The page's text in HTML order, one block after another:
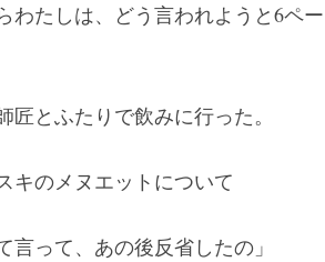
わたしは、どう言われようと6ペ
とふたりで飲みに行った。
キのメヌエットについて
言って、あの後反省したの」